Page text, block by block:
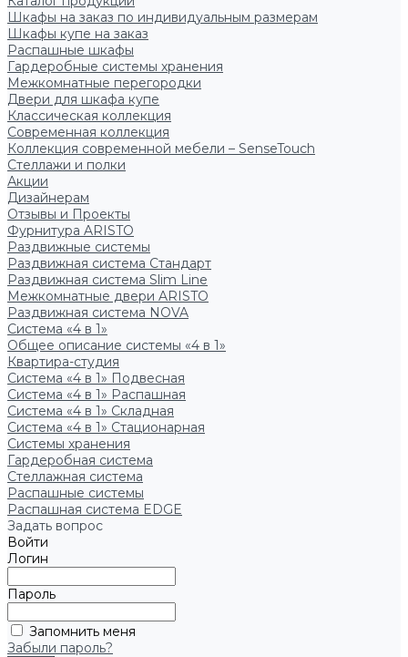
Шкафы на заказ по индивидуальным размерам
Шкафы купе на заказ
Распашные шкафы
Гардеробные системы хранения
Межкомнатные перегородки
Двери для шкафа купе
Классическая коллекция
Современная коллекция
Коллекция современной мебели – SenseTouch
Стеллажи и полки
Акции
Дизайнерам
Отзывы и Проекты
Фурнитура ARISTO
Раздвижные системы
Раздвижная система Стандарт
Раздвижная система Slim Line
Межкомнатные двери ARISTO
Раздвижная система NOVA
Система «4 в 1»
Общее описание системы «4 в 1»
Квартира-студия
Система «4 в 1» Подвесная
Система «4 в 1» Распашная
Система «4 в 1» Складная
Система «4 в 1» Стационарная
Системы хранения
Гардеробная система
Стеллажная система
Распашные системы
Распашная система EDGE
Задать вопрос
Войти
Логин
Пароль
Запомнить меня
Забыли пароль?